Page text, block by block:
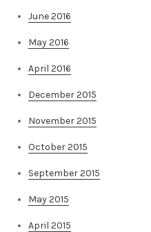
June 2016
May 2016
April 2016
December 2015
November 2015
October 2015
September 2015
May 2015
April 2015